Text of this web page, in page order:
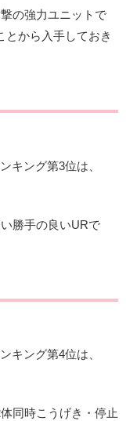
の強力ユニットで
とから入手しておき
キング第3位は、
勝手の良いURで
キング第4位は、
同時こうげき・停止